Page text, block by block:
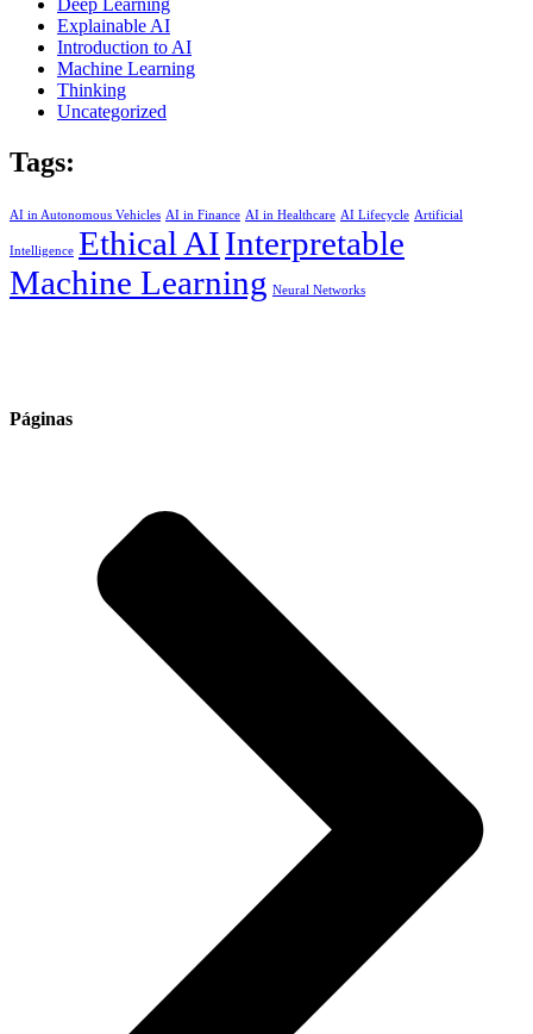
Deep Learning
Explainable AI
Introduction to AI
Machine Learning
Thinking
Uncategorized
Tags:
AI in Autonomous Vehicles AI in Finance AI in Healthcare AI Lifecycle Artificial
Intelligence Ethical AIInterpretable
Machine Learning Neural Networks
Páginas